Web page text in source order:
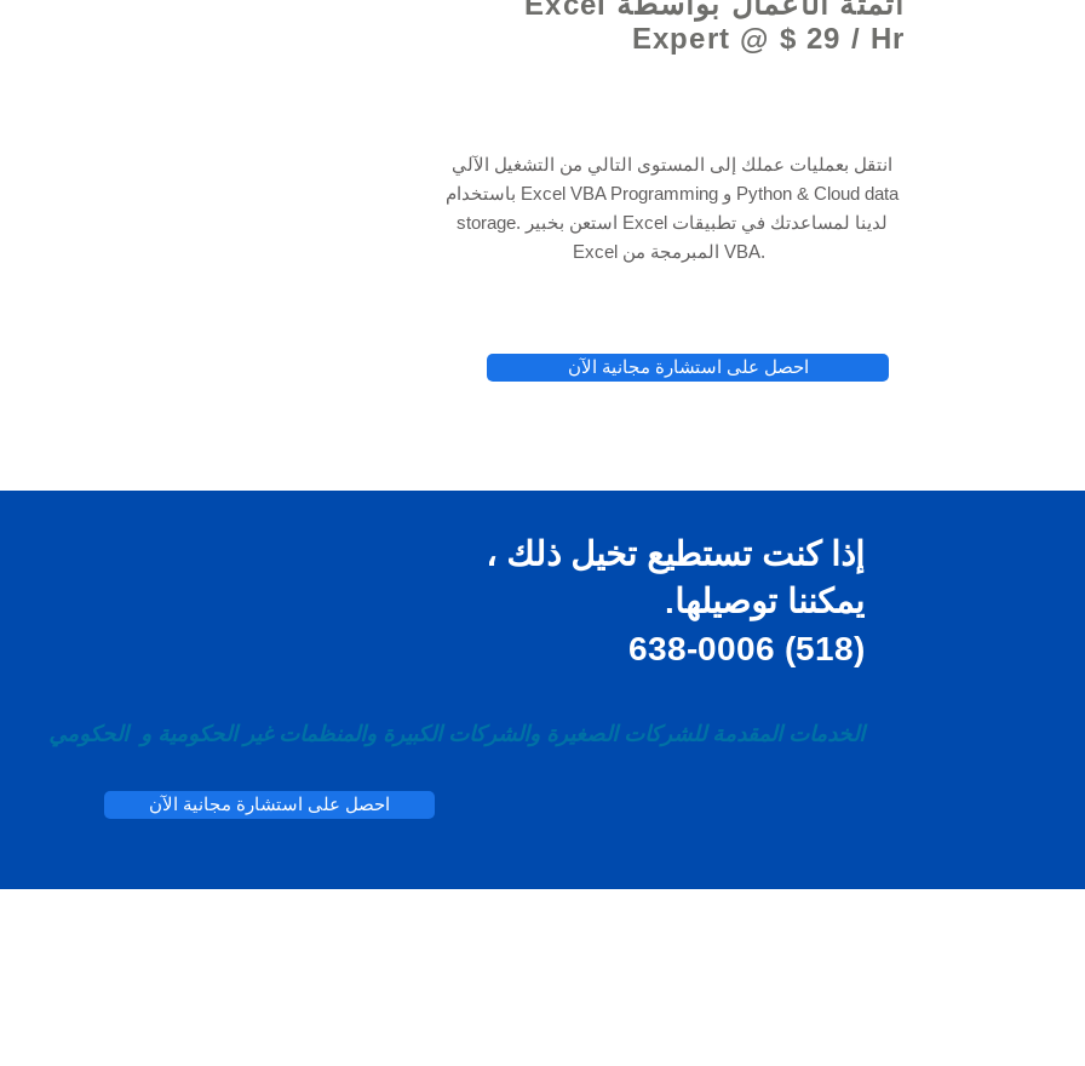
Expert @ $ 29 / Hr
انتقل بعمليات عملك إلى المستوى التالي من التشغيل الآلي
باستخدام Excel VBA Programming و Python & Cloud data
storage. استعن بخبير Excel لدينا لمساعدتك في تطبيقات
Excel المبرمجة من VBA.
احصل على استشارة مجانية الآن
إذا كنت تستطيع تخيل ذلك ،
يمكننا توصيلها.
(518) 638-0006
الخدمات المقدمة للشركات الصغيرة والشركات الكبيرة والمنظمات غير الحكومية و الحكومي
احصل على استشارة مجانية الآن